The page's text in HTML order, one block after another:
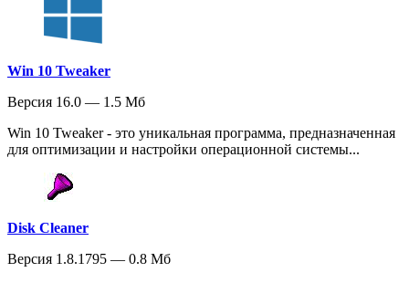
Win 10 Tweaker
Версия 16.0 — 1.5 Мб
Win 10 Tweaker - это уникальная программа, предназначенная
для оптимизации и настройки операционной системы...
Disk Cleaner
Версия 1.8.1795 — 0.8 Мб